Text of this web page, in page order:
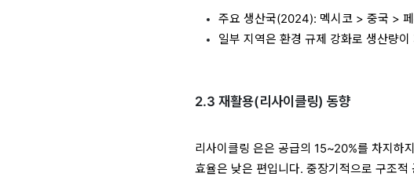
주요 생산국(2024): 멕시코 > 중국 >
일부 지역은 환경 규제 강화로 생산량이
2.3 재활용(리사이클링) 동향
리사이클링 은은 공급의 15~20%를 차지하
효율은 낮은 편입니다. 중장기적으로 구조